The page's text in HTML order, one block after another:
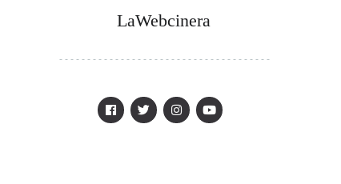
LaWebcinera